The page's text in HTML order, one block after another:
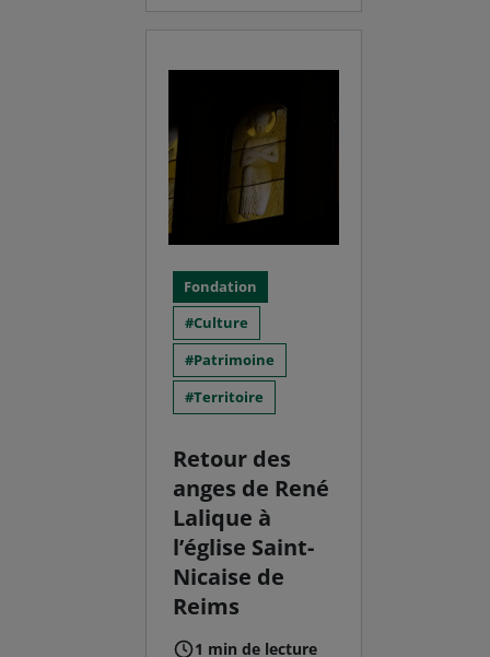
Fondation
Culture
Patrimoine
Territoire
Retour des
anges de René
Lalique à
l’église Saint-
Nicaise de
Reims
1 min de lecture